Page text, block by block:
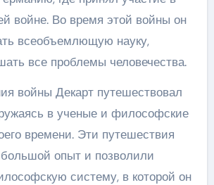
войне. Во время этой войны он
всеобъемлющую науку,
все проблемы человечества.
войны Декарт путешествовал
в ученые и философские
времени. Эти путешествия
опыт и позволили
систему, в которой он